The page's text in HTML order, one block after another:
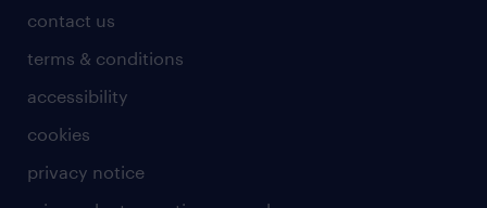
contact us
terms & conditions
accessibility
cookies
privacy notice